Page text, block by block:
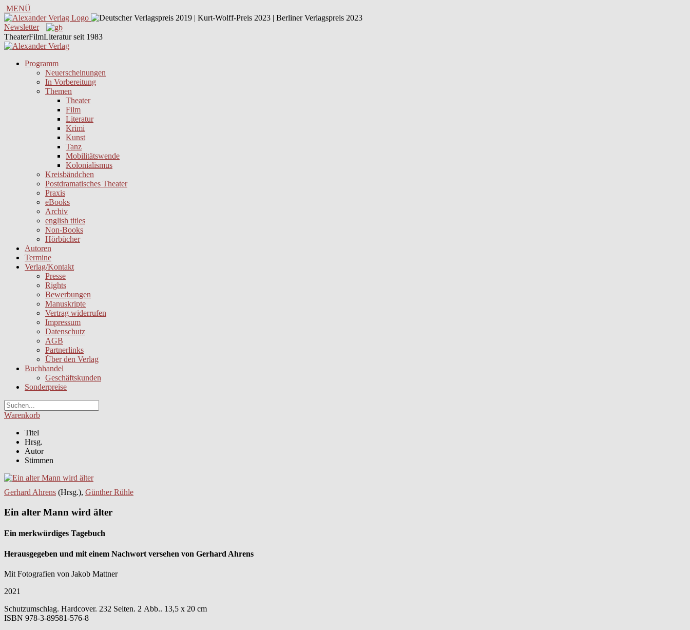
MENÜ
Newsletter
TheaterFilmLiteratur seit 1983
Programm
Neuerscheinungen
In Vorbereitung
Themen
Theater
Film
Literatur
Krimi
Kunst
Tanz
Mobilitätswende
Kolonialismus
Kreisbändchen
Postdramatisches Theater
Praxis
eBooks
Archiv
english titles
Non-Books
Hörbücher
Autoren
Termine
Verlag/Kontakt
Presse
Rights
Bewerbungen
Manuskripte
Vertrag widerrufen
Impressum
Datenschutz
AGB
Partnerlinks
Über den Verlag
Buchhandel
Geschäftskunden
Sonderpreise
Warenkorb
Titel
Hrsg.
Autor
Stimmen
Gerhard Ahrens (Hrsg.), Günther Rühle
Ein alter Mann wird älter
Ein merkwürdiges Tagebuch
Herausgegeben und mit einem Nachwort versehen von Gerhard Ahrens
Mit Fotografien von Jakob Mattner
2021
Schutzumschlag. Hardcover. 232 Seiten. 2 Abb.. 13,5 x 20 cm
ISBN 978-3-89581-576-8